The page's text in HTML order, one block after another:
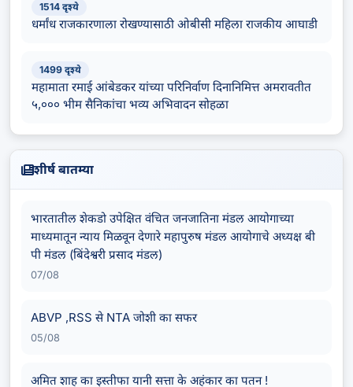
1514 दृश्ये
धर्मांध राजकारणाला रोखण्यासाठी ओबीसी महिला राजकीय आघाडी
1499 दृश्ये
महामाता रमाई आंबेडकर यांच्या परिनिर्वाण दिनानिमित्त अमरावतीत
५,००० भीम सैनिकांचा भव्य अभिवादन सोहळा
शीर्ष बातम्या
भारतातील शेकडो उपेक्षित वंचित जनजातिना मंडल आयोगाच्या
माध्यमातून न्याय मिळवून देणारे महापुरुष मंडल आयोगाचे अध्यक्ष बी
पी मंडल (बिंदेश्वरी प्रसाद मंडल)
07/08
ABVP ,RSS से NTA जोशी का सफर
05/08
अमित शाह का इस्तीफा यानी सत्ता के अहंकार का पतन !